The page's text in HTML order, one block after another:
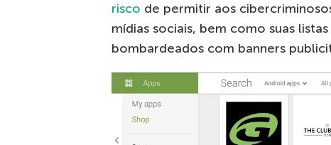
risco de permitir aos
mídias sociais, bem como suas
bombardeados com banners